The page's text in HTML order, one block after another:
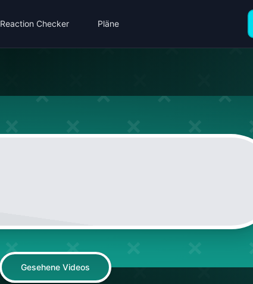
Reaction Checker Pläne
Gesehene Videos